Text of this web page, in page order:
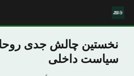
نخستین چالش جدی
سیاست داخلی